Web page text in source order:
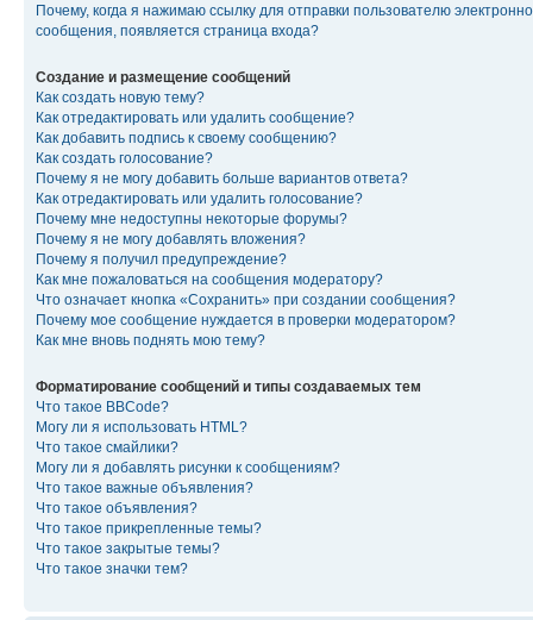
Почему, когда я нажимаю ссылку для отправки пользователю
сообщения, появляется страница входа?
Создание и размещение сообщений
Как создать новую тему?
Как отредактировать или удалить сообщение?
Как добавить подпись к своему сообщению?
Как создать голосование?
Почему я не могу добавить больше вариантов ответа?
Как отредактировать или удалить голосование?
Почему мне недоступны некоторые форумы?
Почему я не могу добавлять вложения?
Почему я получил предупреждение?
Как мне пожаловаться на сообщения модератору?
Что означает кнопка «Сохранить» при создании сообщения?
Почему мое сообщение нуждается в проверки модератором?
Как мне вновь поднять мою тему?
Форматирование сообщений и типы создаваемых тем
Что такое BBCode?
Могу ли я использовать HTML?
Что такое смайлики?
Могу ли я добавлять рисунки к сообщениям?
Что такое важные объявления?
Что такое объявления?
Что такое прикрепленные темы?
Что такое закрытые темы?
Что такое значки тем?